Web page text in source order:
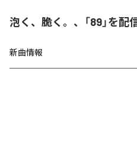
泡く、脆く。、「89」を配
新曲情報